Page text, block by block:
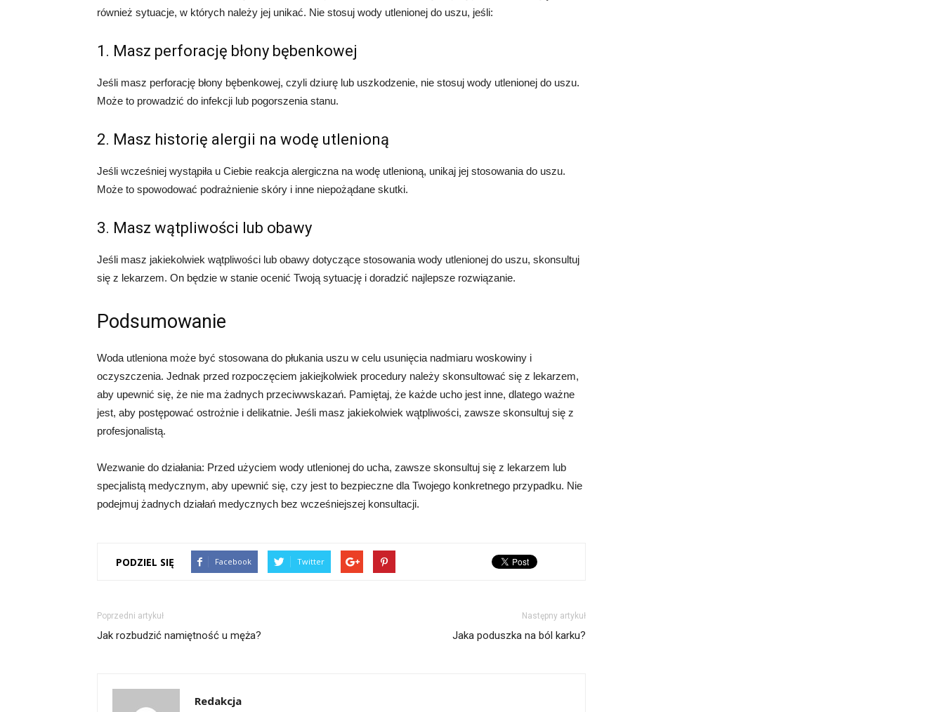
również sytuacje, w których należy jej unikać. Nie stosuj wody utlenionej do uszu, jeśli:
1. Masz perforację błony bębenkowej
Jeśli masz perforację błony bębenkowej, czyli dziurę lub uszkodzenie, nie stosuj wody utlenionej do uszu.
Może to prowadzić do infekcji lub pogorszenia stanu.
2. Masz historię alergii na wodę utlenioną
Jeśli wcześniej wystąpiła u Ciebie reakcja alergiczna na wodę utlenioną, unikaj jej stosowania do uszu.
Może to spowodować podrażnienie skóry i inne niepożądane skutki.
3. Masz wątpliwości lub obawy
Jeśli masz jakiekolwiek wątpliwości lub obawy dotyczące stosowania wody utlenionej do uszu, skonsultuj
się z lekarzem. On będzie w stanie ocenić Twoją sytuację i doradzić najlepsze rozwiązanie.
Podsumowanie
Woda utleniona może być stosowana do płukania uszu w celu usunięcia nadmiaru woskowiny i
oczyszczenia. Jednak przed rozpoczęciem jakiejkolwiek procedury należy skonsultować się z lekarzem,
aby upewnić się, że nie ma żadnych przeciwwskazań. Pamiętaj, że każde ucho jest inne, dlatego ważne
jest, aby postępować ostrożnie i delikatnie. Jeśli masz jakiekolwiek wątpliwości, zawsze skonsultuj się z
profesjonalistą.
Wezwanie do działania: Przed użyciem wody utlenionej do ucha, zawsze skonsultuj się z lekarzem lub
specjalistą medycznym, aby upewnić się, czy jest to bezpieczne dla Twojego konkretnego przypadku. Nie
podejmuj żadnych działań medycznych bez wcześniejszej konsultacji.
PODZIEL SIĘ Facebook Twitter
Poprzedni artykuł
Jak rozbudzić namiętność u męża?
Następny artykuł
Jaka poduszka na ból karku?
Redakcja